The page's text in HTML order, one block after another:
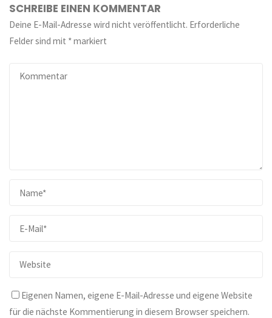
SCHREIBE EINEN KOMMENTAR
Deine E-Mail-Adresse wird nicht veröffentlicht. Erforderliche
Felder sind mit *markiert
Eigenen Namen, eigene E-Mail-Adresse und eigene Website
für die nächste Kommentierung in diesem Browser speichern.